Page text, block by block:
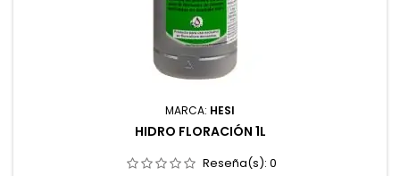
MARCA: HESI
HIDRO FLORACIÓN 1L
Reseña(s): 0